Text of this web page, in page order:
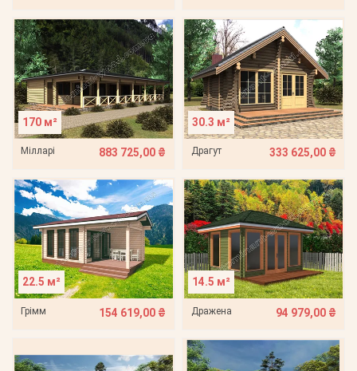
170 м²
Мілларі 883 725,00 ₴
30.3 м²
Драгут 333 625,00 ₴
22.5 м²
Грімм 154 619,00 ₴
14.5 м²
Дражена 94 979,00 ₴